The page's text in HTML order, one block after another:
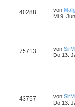
40288 von
Mi 9.
75713 von
Do 13.
43757 von
Do 13.